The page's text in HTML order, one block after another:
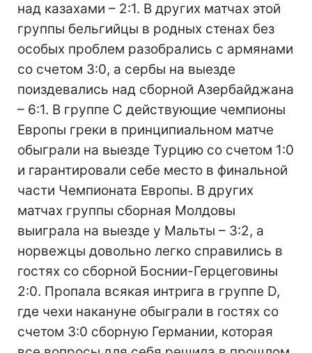
над казахами – 2:1. В других матчах этой
группы бельгийцы в родных стенах без
особых проблем разобрались с армянами
со счетом 3:0, а сербы на выезде
поиздевались над сборной Азербайджана
– 6:1. В группе С действующие чемпионы
Европы греки в принципиальном матче
обыграли на выезде Турцию со счетом 1:0
и гарантировали себе место в финальной
части Чемпионата Европы. В других
матчах группы сборная Молдовы
выиграла на выезде у Мальты – 3:2, а
норвежцы довольно легко справились в
гостях со сборной Боснии-Герцеговины
2:0. Пропала всякая интрига в группе D,
где чехи накануне обыграли в гостях со
счетом 3:0 сборную Германии, которая